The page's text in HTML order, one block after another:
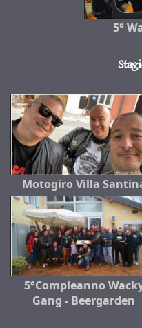
5°
Motogiro Villa
5°Compleanno
Gang - Beergarden